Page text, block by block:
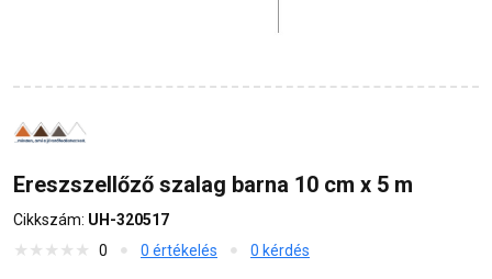
Ereszszellőző szalag barna 10 cm x 5 m
Cikkszám: UH-320517
0
0 értékelés 0 kérdés